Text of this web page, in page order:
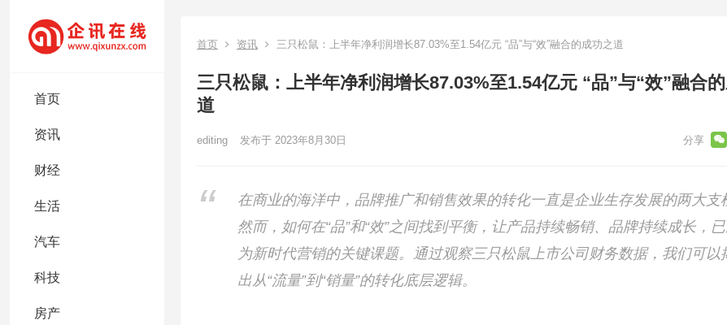
首页
资讯
财经
生活
汽车
科技
房产
首页 资讯 三只松鼠：上半年净利润增长87.03%至1.54亿元 “品”与“效”融合的成功之道
三只松鼠：上半年净利润增长87.03%至1.54亿元 “品”与“效”融合
道
editing 发布于 2023年8月30日
在商业的海洋中，品牌推广和销售效果的转化一直是企业生存发展的两大支
然而，如何在“品”和“效”之间找到平衡，让产品持续畅销、品牌持续成长，
为新时代营销的关键课题。通过观察三只松鼠上市公司财务数据，我们可以
出从“流量”到“销量”的转化底层逻辑。